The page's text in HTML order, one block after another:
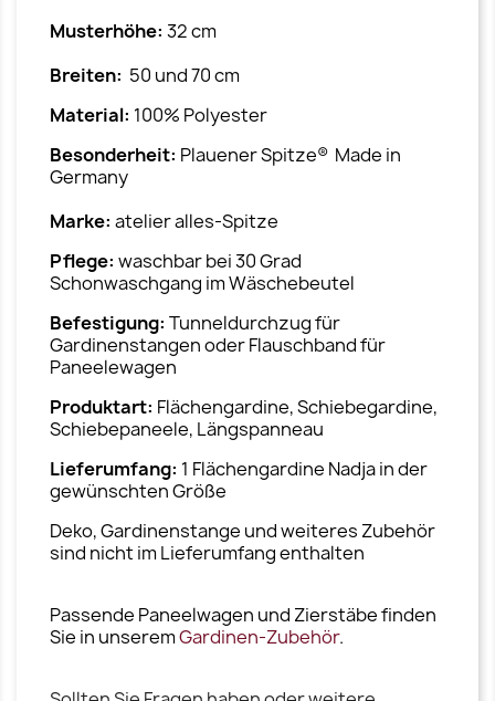
Musterhöhe: 32 cm
Breiten: 50 und 70 cm
Material: 100% Polyester
Besonderheit: Plauener Spitze® Made in
Germany
Marke: atelier alles-Spitze
Pflege: waschbar bei 30 Grad
Schonwaschgang im Wäschebeutel
Befestigung: Tunneldurchzug für
Gardinenstangen oder Flauschband für
Paneelewagen
Produktart: Flächengardine, Schiebegardine,
Schiebepaneele, Längspanneau
Lieferumfang: 1 Flächengardine Nadja in der
gewünschten Größe
Deko, Gardinenstange und weiteres Zubehör
sind nicht im Lieferumfang enthalten
Passende Paneelwagen und Zierstäbe finden
Sie in unseremGardinen-Zubehör.